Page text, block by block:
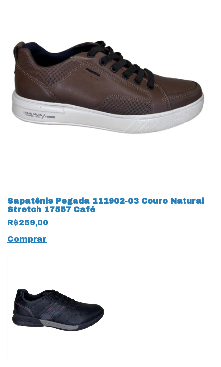
Sapatênis Pegada 111902-03 Couro Natural
Stretch 17557 Café
R$259,00
Comprar